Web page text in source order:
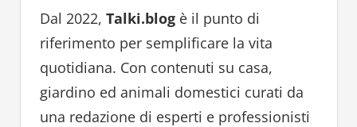
f
o
r
:
Dal 2022, Talki.blogè il punto di
riferimento per semplificare la vita
quotidiana. Con contenuti su casa,
giardino ed animali domestici curati da
una redazione di esperti e professionisti